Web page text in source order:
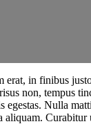
erat, in finibus
non, tempus
egestas. Nulla
aliquam.